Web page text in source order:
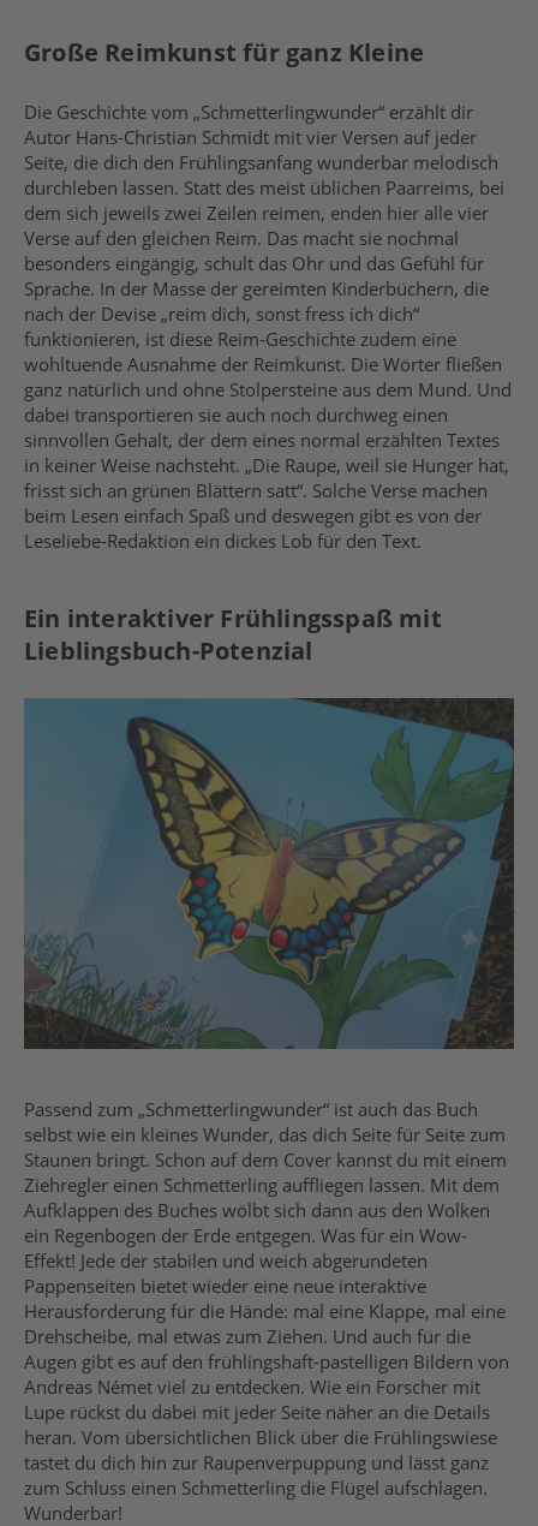
Große Reimkunst für ganz Kleine
Die Geschichte vom „Schmetterlingwunder“ erzählt dir
Autor Hans-Christian Schmidt mit vier Versen auf jeder
Seite, die dich den Frühlingsanfang wunderbar melodisch
durchleben lassen. Statt des meist üblichen Paarreims, bei
dem sich jeweils zwei Zeilen reimen, enden hier alle vier
Verse auf den gleichen Reim. Das macht sie nochmal
besonders eingängig, schult das Ohr und das Gefühl für
Sprache. In der Masse der gereimten Kinderbüchern, die
nach der Devise „reim dich, sonst fress ich dich“
funktionieren, ist diese Reim-Geschichte zudem eine
wohltuende Ausnahme der Reimkunst. Die Wörter fließen
ganz natürlich und ohne Stolpersteine aus dem Mund. Und
dabei transportieren sie auch noch durchweg einen
sinnvollen Gehalt, der dem eines normal erzählten Textes
in keiner Weise nachsteht. „Die Raupe, weil sie Hunger hat,
frisst sich an grünen Blättern satt“. Solche Verse machen
beim Lesen einfach Spaß und deswegen gibt es von der
Leseliebe-Redaktion ein dickes Lob für den Text.
Ein interaktiver Frühlingsspaß mit
Lieblingsbuch-Potenzial
Passend zum „Schmetterlingwunder“ ist auch das Buch
selbst wie ein kleines Wunder, das dich Seite für Seite zum
Staunen bringt. Schon auf dem Cover kannst du mit einem
Ziehregler einen Schmetterling auffliegen lassen. Mit dem
Aufklappen des Buches wölbt sich dann aus den Wolken
ein Regenbogen der Erde entgegen. Was für ein Wow-
Effekt! Jede der stabilen und weich abgerundeten
Pappenseiten bietet wieder eine neue interaktive
Herausforderung für die Hände: mal eine Klappe, mal eine
Drehscheibe, mal etwas zum Ziehen. Und auch für die
Augen gibt es auf den frühlingshaft-pastelligen Bildern von
Andreas Német viel zu entdecken. Wie ein Forscher mit
Lupe rückst du dabei mit jeder Seite näher an die Details
heran. Vom übersichtlichen Blick über die Frühlingswiese
tastet du dich hin zur Raupenverpuppung und lässt ganz
zum Schluss einen Schmetterling die Flügel aufschlagen.
Wunderbar!